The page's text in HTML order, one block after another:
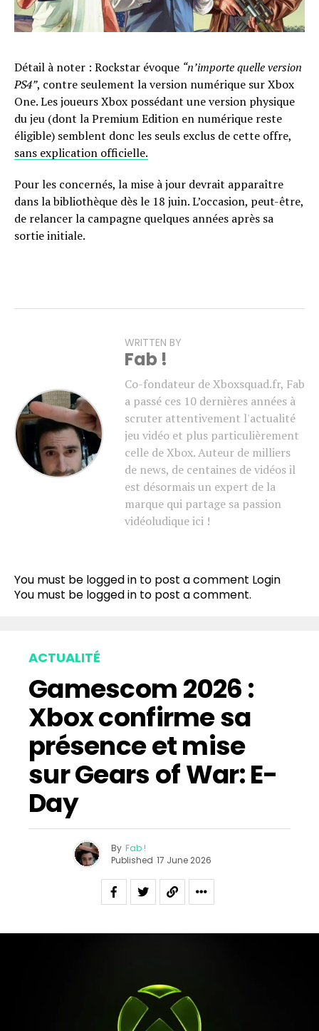
Détail à noter : Rockstar évoque “n’importe quelle version
PS4”, contre seulement la version numérique sur Xbox
One. Les joueurs Xbox possédant une version physique
du jeu (dont la Premium Edition en numérique reste
éligible) semblent donc les seuls exclus de cette offre,
sans explication officielle.
Pour les concernés, la mise à jour devrait apparaître
dans la bibliothèque dès le 18 juin. L’occasion, peut-être,
de relancer la campagne quelques années après sa
sortie initiale.
WRITTEN BY
Fab !
Co-fondateur de Xboxsquad.fr, Fab
a passé ces 10 dernières années à
scruter attentivement l'actualité
jeu vidéo et plus particulièrement
celle de Xbox. Auteur de milliers
de news, de centaines de vidéos il
est désormais un expert de la
marque qui partage sa passion
vidéoludique ici !
You must be logged in to post a comment Login
You must be logged in to post a comment.
ACTUALITÉ
Gamescom 2026 :
Xbox confirme sa
présence et mise
sur Gears of War: E-
Day
By Fab !
Published 17 June 2026